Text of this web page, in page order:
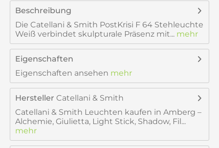
Beschreibung
Die Catellani & Smith PostKrisi F 64 Stehleuchte
Weiß verbindet skulpturale Präsenz mit... mehr
Eigenschaften
Eigenschaften ansehen mehr
Hersteller Catellani & Smith
Catellani & Smith Leuchten kaufen in Amberg –
Alchemie, Giulietta, Light Stick, Shadow, Fil...
mehr